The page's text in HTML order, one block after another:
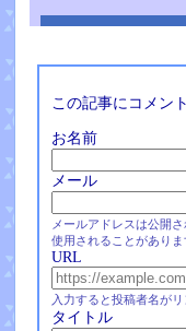
この記事にコメン
お名前
メール
メールアドレスは公開
使用されることがありま
URL
入力すると投稿者名が
タイトル